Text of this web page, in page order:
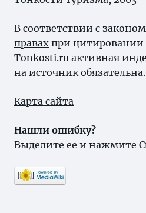
В соответствии с
правах при цитировании
Tonkosti.ru активная
на источник обязательна.
Карта сайта
Нашли ошибку?
Выделите ее и нажмите